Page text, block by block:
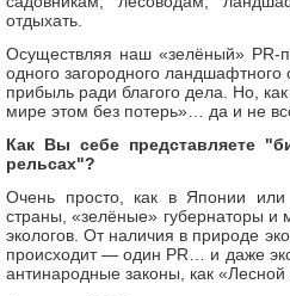
отдыхать.
Осуществляя наш «зелёный» PR-
одного загородного
прибыль ради благого дела. Но,
мире этом без потерь»… да и не
Как Вы себе представляете
рельсах"?
Очень просто, как в Японии
страны, «зелёные» губернаторы и
экологов. От наличия в природе
происходит — один PR… и даже
антинародные законы, как «Лесной